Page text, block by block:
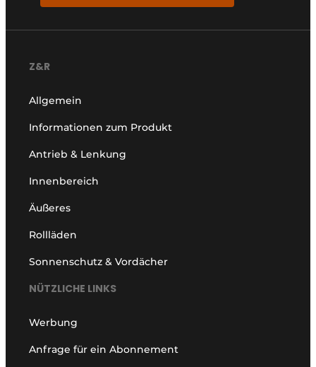
Z&R
Allgemein
Informationen zum Produkt
Antrieb & Lenkung
Innenbereich
Äußeres
Rollläden
Sonnenschutz & Vordächer
NÜTZLICHE LINKS
Werbung
Anfrage für ein Abonnement